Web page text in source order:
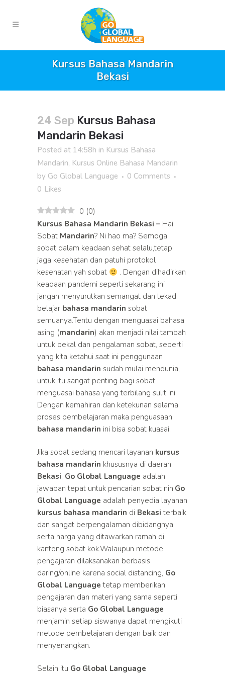
Kursus Bahasa Mandarin
Bekasi
24 Sep Kursus Bahasa
Mandarin Bekasi
Posted at 14:58h in Kursus Bahasa
Mandarin, Kursus Online Bahasa Mandarin
by Go Global Language
0 Comments
0 Likes
0 (0)
Kursus Bahasa Mandarin Bekasi – Hai
Sobat Mandarin? Ni hao ma? Semoga
sobat dalam keadaan sehat selalu,tetap
jaga kesehatan dan patuhi protokol
kesehatan yah sobat
. Dengan dihadirkan
keadaan pandemi seperti sekarang ini
jangan menyurutkan semangat dan tekad
belajar bahasa mandarin sobat
semuanya.Tentu dengan menguasai bahasa
asing (mandarin) akan menjadi nilai tambah
untuk bekal dan pengalaman sobat, seperti
yang kita ketahui saat ini penggunaan
bahasa mandarin sudah mulai mendunia,
untuk itu sangat penting bagi sobat
menguasai bahasa yang terbilang sulit ini.
Dengan kemahiran dan ketekunan selama
proses pembelajaran maka penguasaan
bahasa mandarin ini bisa sobat kuasai.
Jika sobat sedang mencari layanan kursus
bahasa mandarin khususnya di daerah
Bekasi, Go Global Language adalah
jawaban tepat untuk pencarian sobat nih.Go
Global Language adalah penyedia layanan
kursus bahasa mandarin di Bekasi terbaik
dan sangat berpengalaman dibidangnya
serta harga yang ditawarkan ramah di
kantong sobat kok.Walaupun metode
pengajaran dilaksanakan berbasis
daring/online karena social distancing, Go
Global Languagetetap memberikan
pengajaran dan materi yang sama seperti
biasanya serta Go Global Language
menjamin setiap siswanya dapat mengikuti
metode pembelajaran dengan baik dan
menyenangkan.
Selain itu Go Global Language